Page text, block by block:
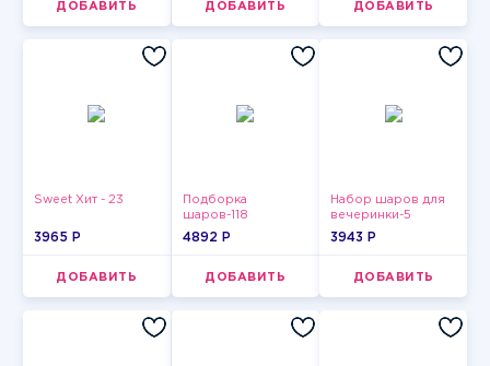
ДОБАВИТЬ ДОБАВИТЬ ДОБАВИТЬ
Sweet Хит - 23
3965 P
ДОБАВИТЬ
Подборка
шаров-118
4892 P
ДОБАВИТЬ
Набор шаров для
вечеринки-5
3943 P
ДОБАВИТЬ